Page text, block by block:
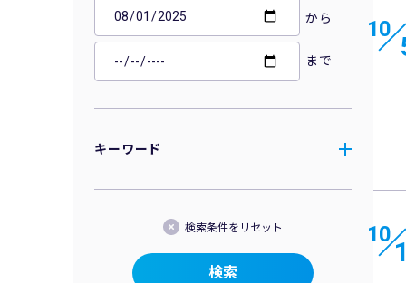
から
まで
キーワード
検索条件をリセット
検索
10
10